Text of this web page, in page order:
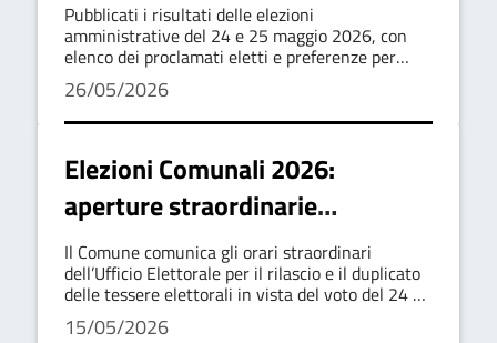
Pubblicati i risultati delle elezioni
amministrative del 24 e 25 maggio 2026, con
elenco dei proclamati eletti e preferenze per
sezione.
26/05/2026
Elezioni Comunali 2026:
aperture straordinarie
dell’Ufficio Elettorale
Il Comune comunica gli orari straordinari
dell’Ufficio Elettorale per il rilascio e il duplicato
delle tessere elettorali in vista del voto del 24 e
25 maggio 2026
15/05/2026